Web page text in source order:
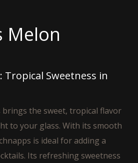
Melon
Tropical Sweetness in
brings the sweet, tropical flavor
to your glass. With its smooth
is ideal for adding a
Its refreshing sweetness